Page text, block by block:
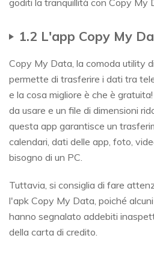
goditi la tranquillità con Copy My
1.2 L'app Copy My
Copy My Data, la comoda utility
permette di trasferire i dati tra
e la cosa migliore è che è
da usare e un file di dimensioni
questa app garantisce un
calendari, dati delle app, foto,
bisogno di un PC.
Tuttavia, si consiglia di fare
l'apk Copy My Data, poiché
hanno segnalato addebiti
della carta di credito.